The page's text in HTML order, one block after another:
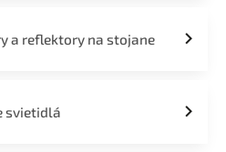
a reflektory na stojane
svietidlá